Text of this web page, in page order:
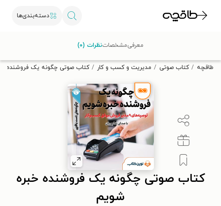
دسته‌بندی‌ها
تخفیف از طاقچه دریافت کن.
طاقچه کتاب صوتی مدیریت و کسب و کار کتاب صوتی چگونه یک فروشنده
کتاب صوتی چگونه یک فروشنده خبره
شویم
معرفیمشخصاتنظرات (۰)